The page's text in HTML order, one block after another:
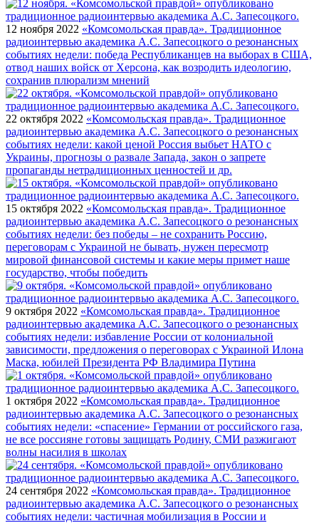
12 ноября 2022 «Комсомольская правда». Традиционное
радиоинтервью академика А.С. Запесоцкого о резонансных
событиях недели: победа Республиканцев на выборах в США,
отвод наших войск от Херсона, как возродить идеологию,
сохранив плюрализм мнений
22 октября 2022 «Комсомольская правда». Традиционное
радиоинтервью академика А.С. Запесоцкого о резонансных
событиях недели: какой ценой Россия выбьет НАТО с
Украины, прогнозы о развале Запада, закон о запрете
пропаганды нетрадиционных ценностей и др.
15 октября 2022 «Комсомольская правда». Традиционное
радиоинтервью академика А.С. Запесоцкого о резонансных
событиях недели: без победы – не сохранить Россию,
переговорам с Украиной не бывать, нужен пересмотр
мировой финансовой системы и какие меры примет наше
государство, чтобы победить
9 октября 2022 «Комсомольская правда». Традиционное
радиоинтервью академика А.С. Запесоцкого о резонансных
событиях недели: избавление России от колониальной
зависимости, предложения о переговорах с Украиной Илона
Маска, юбилей Президента РФ Владимира Путина
1 октября 2022 «Комсомольская правда». Традиционное
радиоинтервью академика А.С. Запесоцкого о резонансных
событиях недели: «спасение» Германии от российского газа,
не все россияне готовы защищать Родину, СМИ разжигают
волны насилия в школах
24 сентября 2022 «Комсомольская правда». Традиционное
радиоинтервью академика А.С. Запесоцкого о резонансных
событиях недели: частичная мобилизация в России и